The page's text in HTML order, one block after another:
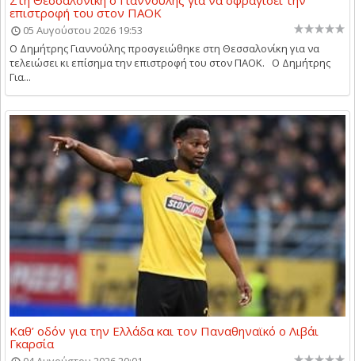
επιστροφή του στον ΠΑΟΚ
05 Αυγούστου 2026 19:53
Ο Δημήτρης Γιαννούλης προσγειώθηκε στη Θεσσαλονίκη για να
τελειώσει κι επίσημα την επιστροφή του στον ΠΑΟΚ. Ο Δημήτρης
Για...
Καθ’ οδόν για την Ελλάδα και τον Παναθηναϊκό ο Λιβάι
Γκαρσία